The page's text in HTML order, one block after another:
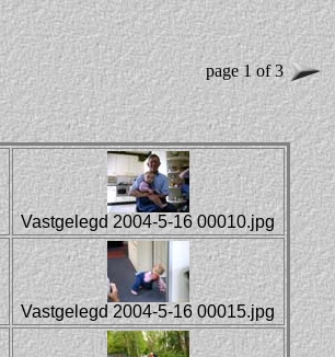
page 1 of 3
Vastgelegd 2004-5-16 00010.jpg
Vastgelegd 2004-5-16 00015.jpg